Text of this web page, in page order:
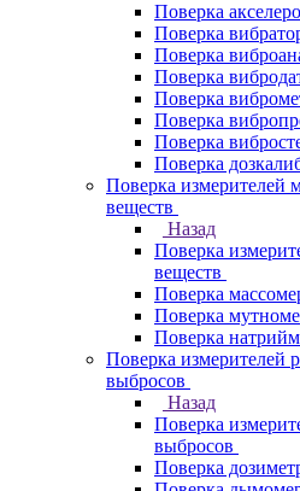
Поверка
Поверка
Поверка
Поверка
Поверка
Поверка
Поверка
Поверка
Поверка измерителей
веществ
Назад
Поверка
веществ
Поверка
Поверка
Поверка
Поверка измерителей
выбросов
Назад
Поверка
выбросов
Поверка